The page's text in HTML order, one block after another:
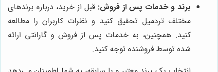
برند و خدمات پس از فروش: قبل از خرید، درباره برندهای
مختلف تردمیل تحقیق کنید و نظرات کاربران را مطالعه
کنید. همچنین، به خدمات پس از فروش و گارانتی ارائه
شده توسط فروشنده توجه کنید.